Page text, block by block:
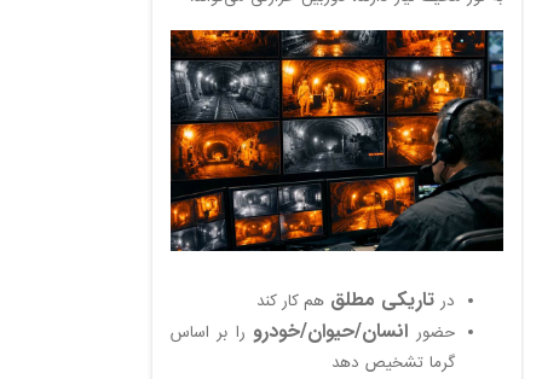
درتاریکی مطلق هم کار کند
حضور انسان/حیوان/خودرو را بر اساس
گرما تشخیص دهد